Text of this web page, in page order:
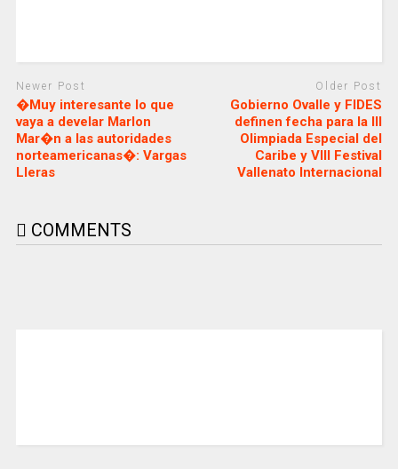
Newer Post
�Muy interesante lo que
vaya a develar Marlon
Mar�n a las autoridades
norteamericanas�: Vargas
Lleras
Older Post
Gobierno Ovalle y FIDES
definen fecha para la III
Olimpiada Especial del
Caribe y VIII Festival
Vallenato Internacional
COMMENTS